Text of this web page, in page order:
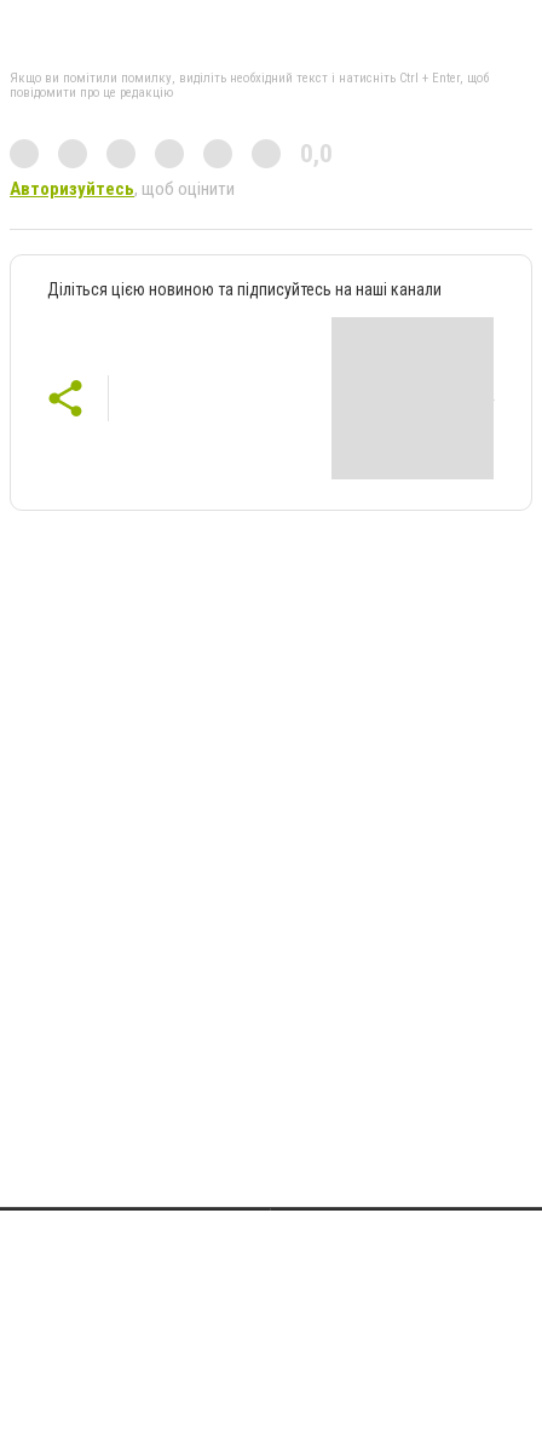
Якщо ви помітили помилку, виділіть необхідний текст і натисніть Ctrl + Enter, щоб
повідомити про це редакцію
0,0
Авторизуйтесь, щоб оцінити
Діліться цією новиною та підписуйтесь на наші канали